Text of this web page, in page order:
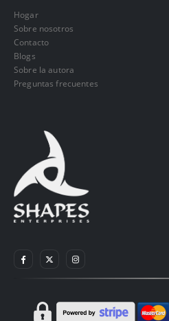
Hogar
Sobre nosotros
Contacto
Blogs
Sobre la autora
Preguntas frecuentes